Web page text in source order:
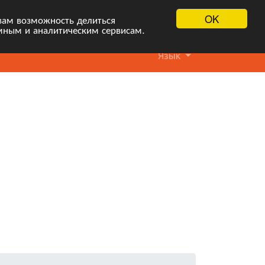
OK
возможность делиться
и аналитическим сервисам.
Язык